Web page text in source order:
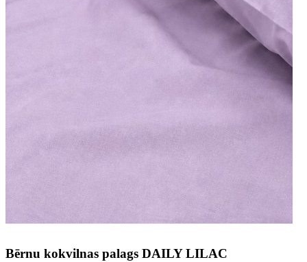
Bērnu kokvilnas palags DAILY LILAC